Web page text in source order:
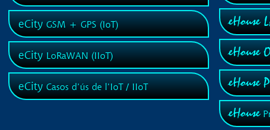
eCityGSM + GPS (IoT)
eCityLoRaWAN (IIoT)
eCityCasos d’ús de l’IoT / IIoT
eHouse
eHouse
eHouse
eHouse